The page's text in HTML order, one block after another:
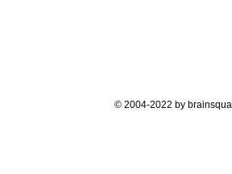
© 2004-2022 by